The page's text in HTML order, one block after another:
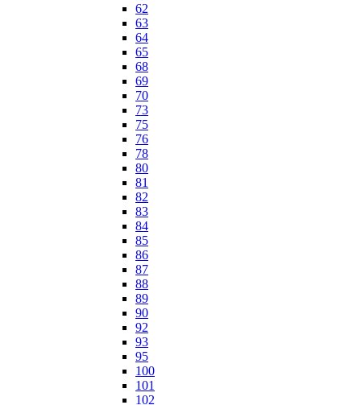
62
63
64
65
68
69
70
73
75
76
78
80
81
82
83
84
85
86
87
88
89
90
92
93
95
100
101
102